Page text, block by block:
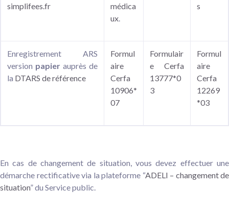
simplifees.fr
médica
ux
s
Enregistrement ARS
version papier auprès de
la DTARS de référence
Formul
aire
Cerfa
10906*
07
Formulair
e Cerfa
13777*0
3
Formul
aire
Cerfa
12269
*03
En cas de changement de situation, vous devez effectuer une
démarche rectificative via la plateforme “ADELI – changement de
situation” du Service public.